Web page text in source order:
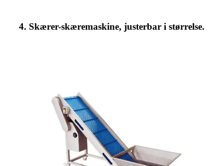
4. Skærer-skæremaskine, justerbar i størrelse.